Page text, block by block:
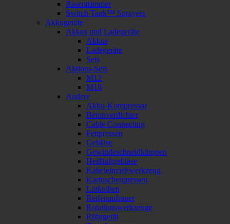
Rasentrimmer
Switch Tank™ Sprayers
Akkugeräte
Akkus und Ladegeräte
Akkus
Ladegeräte
Sets
Aktions-Sets
M12
M18
Andere
Akku-Kompressor
Betonverdichter
Cable Connecting
Fettpressen
Gebläse
Gewindeschneidkluppen
Heißluftgebläse
Kabeleinziehwerkzeug
Kartuschenpressen
Lötkolben
Reifenaufrauer
Rotationswerkzeuge
Rührgerät